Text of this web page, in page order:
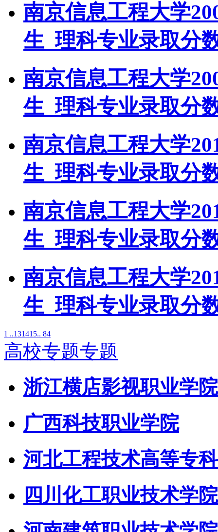
南京信息工程大学
生_理科专业录取分
南京信息工程大学
生_理科专业录取分
南京信息工程大学
生_理科专业录取分
南京信息工程大学
生_理科专业录取分
南京信息工程大学
生_理科专业录取分
1 ..131415.. 84
高校专题专题
浙江横店影视职业学院
广西科技职业学院
河北工程技术高等专
四川化工职业技术学院